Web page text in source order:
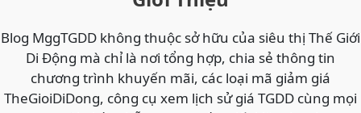
GIÁ
NHẤT
VIETTEL,
Blog MggTGDD không thuộc sở hữu của siêu thị Thế Giới
Di Động mà chỉ là nơi tổng hợp, chia sẻ thông tin
chương trình khuyến mãi, các loại mã giảm giá
TheGioiDiDong, công cụ xem lịch sử giá TGDD cùng mọi